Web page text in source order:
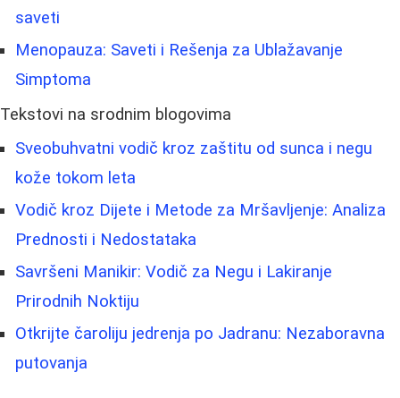
saveti
Menopauza: Saveti i Rešenja za Ublažavanje
Simptoma
Tekstovi na srodnim blogovima
Sveobuhvatni vodič kroz zaštitu od sunca i negu
kože tokom leta
Vodič kroz Dijete i Metode za Mršavljenje: Analiza
Prednosti i Nedostataka
Savršeni Manikir: Vodič za Negu i Lakiranje
Prirodnih Noktiju
Otkrijte čaroliju jedrenja po Jadranu: Nezaboravna
putovanja